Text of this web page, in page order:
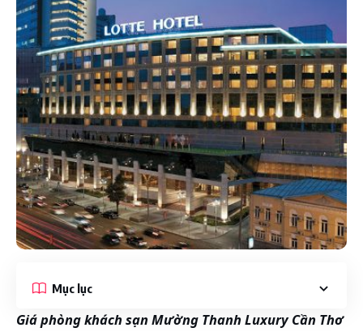
Mục lục
Giá phòng khách sạn Mường Thanh Luxury Cần Thơ